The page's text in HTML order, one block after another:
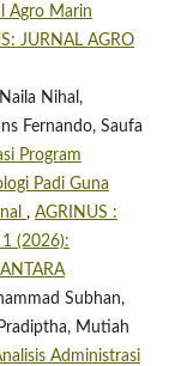
Agro Marin
JURNAL AGRO
Nihal,
Fernando, Saufa
Program
Padi Guna
, AGRINUS :
(2026):
Subhan,
Mutiah
Administrasi